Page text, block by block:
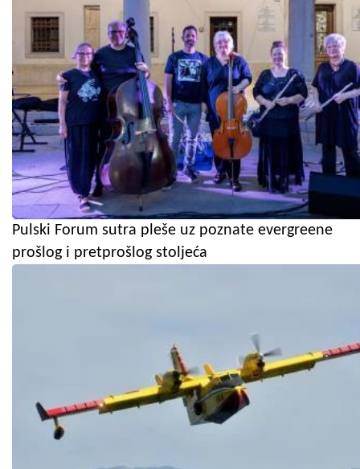
Pulski Forum sutra pleše uz poznate evergreene
prošlog i pretprošlog stoljeća